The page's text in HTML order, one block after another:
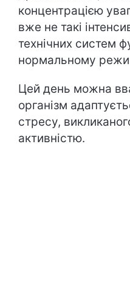
концентрацією
вже не такі
технічних систем
нормальному
Цей день можна
організм
стресу,
активністю.